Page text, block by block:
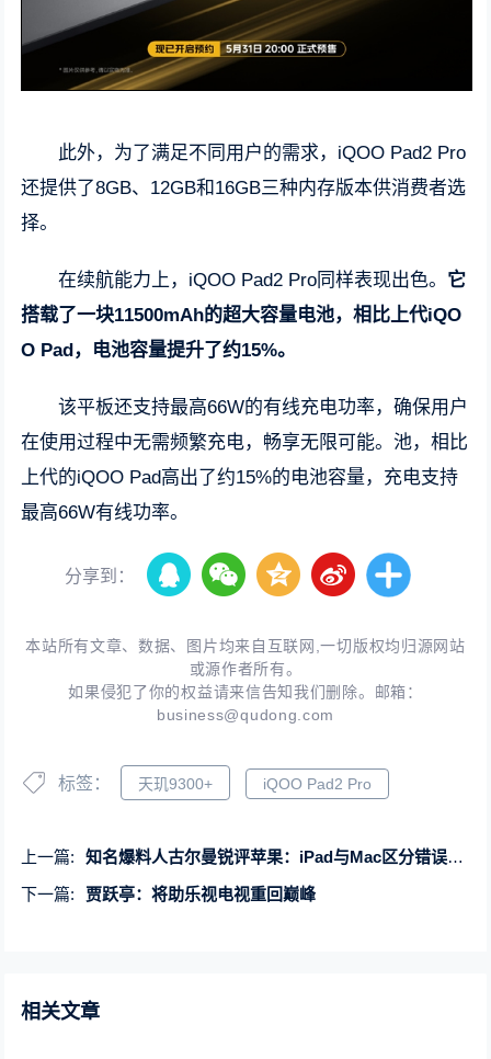
此外，为了满足不同用户的需求，iQOO Pad2 Pro
还提供了8GB、12GB和16GB三种内存版本供消费者选
择。
在续航能力上，iQOO Pad2 Pro同样表现出色。 它
搭载了一块11500mAh的超大容量电池，相比上代iQO
O Pad，电池容量提升了约15%。
该平板还支持最高66W的有线充电功率，确保用户
在使用过程中无需频繁充电，畅享无限可能。池，相比
上代的iQOO Pad高出了约15%的电池容量，充电支持
最高66W有线功率。
分享到：
本站所有文章、数据、图片均来自互联网,一切版权均归源网站
或源作者所有。
如果侵犯了你的权益请来信告知我们删除。邮箱：
business@qudong.com
标签： 天玑9300+ iQOO Pad2 Pro
上一篇:
知名爆料人古尔曼锐评苹果：iPad与Mac区分错误、AI战略需重大改变
下一篇:
贾跃亭：将助乐视电视重回巅峰
相关文章